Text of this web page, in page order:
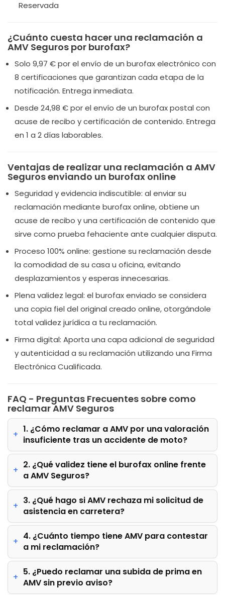
Reservada
¿Cuánto cuesta hacer una reclamación a
AMV Seguros por burofax?
Solo 9,97 € por el envío de un burofax electrónico con
8 certificaciones que garantizan cada etapa de la
notificación. Entrega inmediata.
Desde 24,98 € por el envío de un burofax postal con
acuse de recibo y certificación de contenido. Entrega
en 1 a 2 días laborables.
Ventajas de realizar una reclamación a AMV
Seguros enviando un burofax online
Seguridad y evidencia indiscutible: al enviar su
reclamación mediante burofax online, obtiene un
acuse de recibo y una certificación de contenido que
sirve como prueba fehaciente ante cualquier disputa.
Proceso 100% online: gestione su reclamación desde
la comodidad de su casa u oficina, evitando
desplazamientos y esperas innecesarias.
Plena validez legal: el burofax enviado se considera
una copia fiel del original creado online, otorgándole
total validez jurídica a tu reclamación.
Firma digital: Aporta una capa adicional de seguridad
y autenticidad a su reclamación utilizando una Firma
Electrónica Cualificada.
FAQ - Preguntas Frecuentes sobre como
reclamar AMV Seguros
1. ¿Cómo reclamar a AMV por una valoración
insuficiente tras un accidente de moto?
2. ¿Qué validez tiene el burofax online frente
a AMV Seguros?
3. ¿Qué hago si AMV rechaza mi solicitud de
asistencia en carretera?
4. ¿Cuánto tiempo tiene AMV para contestar
a mi reclamación?
5. ¿Puedo reclamar una subida de prima en
AMV sin previo aviso?